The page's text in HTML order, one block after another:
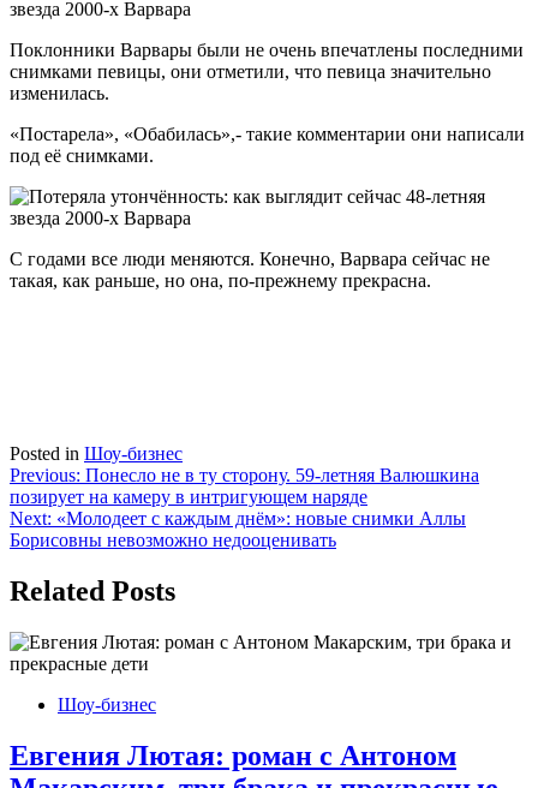
Поклонники Варвары были не очень впечатлены последними
снимками певицы, они отметили, что певица значительно
изменилась.
«Постарела», «Обабилась»,- такие комментарии они написали
под её снимками.
С годами все люди меняются. Конечно, Варвара сейчас не
такая, как раньше, но она, по-прежнему прекрасна.
Posted in Шоу-бизнес
Навигация
по
записям
Previous: Понесло не в ту сторону. 59-летняя Валюшкина
позирует на камеру в интригующем наряде
Next: «Молодеет с каждым днём»: новые снимки Аллы
Борисовны невозможно недооценивать
Related Posts
Шоу-бизнес
Евгения Лютая: роман с Антоном